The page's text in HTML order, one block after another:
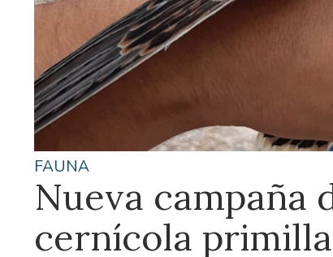
FAUNA
Nueva campaña
cernícola primilla